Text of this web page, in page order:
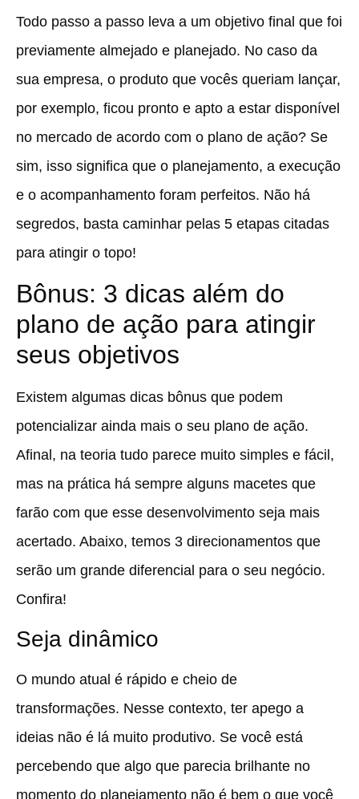
Todo passo a passo leva a um objetivo final que foi
previamente almejado e planejado. No caso da
sua empresa, o produto que vocês queriam lançar,
por exemplo, ficou pronto e apto a estar disponível
no mercado de acordo com o plano de ação? Se
sim, isso significa que o planejamento, a execução
e o acompanhamento foram perfeitos. Não há
segredos, basta caminhar pelas 5 etapas citadas
para atingir o topo!
Bônus: 3 dicas além do
plano de ação para atingir
seus objetivos
Existem algumas dicas bônus que podem
potencializar ainda mais o seu plano de ação.
Afinal, na teoria tudo parece muito simples e fácil,
mas na prática há sempre alguns macetes que
farão com que esse desenvolvimento seja mais
acertado. Abaixo, temos 3 direcionamentos que
serão um grande diferencial para o seu negócio.
Confira!
Seja dinâmico
O mundo atual é rápido e cheio de
transformações. Nesse contexto, ter apego a
ideias não é lá muito produtivo. Se você está
percebendo que algo que parecia brilhante no
momento do planejamento não é bem o que você